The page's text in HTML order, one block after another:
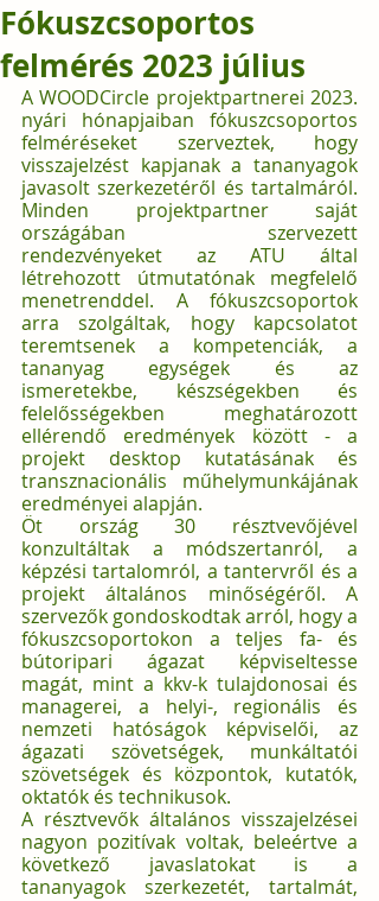
Fókuszcsoportos
felmérés 2023 július
A WOODCircle projektpartnerei 2023.
nyári hónapjaiban fókuszcsoportos
felméréseket szerveztek, hogy
visszajelzést kapjanak a tananyagok
javasolt szerkezetéről és tartalmáról.
Minden projektpartner saját
országában szervezett
rendezvényeket az ATU által
létrehozott útmutatónak megfelelő
menetrenddel. A fókuszcsoportok
arra szolgáltak, hogy kapcsolatot
teremtsenek a kompetenciák, a
tananyag egységek és az
ismeretekbe, készségekben és
felelősségekben meghatározott
ellérendő eredmények között - a
projekt desktop kutatásának és
transznacionális műhelymunkájának
eredményei alapján.
Öt ország 30 résztvevőjével
konzultáltak a módszertanról, a
képzési tartalomról, a tantervről és a
projekt általános minőségéről. A
szervezők gondoskodtak arról, hogy a
fókuszcsoportokon a teljes fa- és
bútoripari ágazat képviseltesse
magát, mint a kkv-k tulajdonosai és
managerei, a helyi-, regionális és
nemzeti hatóságok képviselői, az
ágazati szövetségek, munkáltatói
szövetségek és központok, kutatók,
oktatók és technikusok.
A résztvevők általános visszajelzései
nagyon pozitívak voltak, beleértve a
következő javaslatokat is a
tananyagok szerkezetét, tartalmát,